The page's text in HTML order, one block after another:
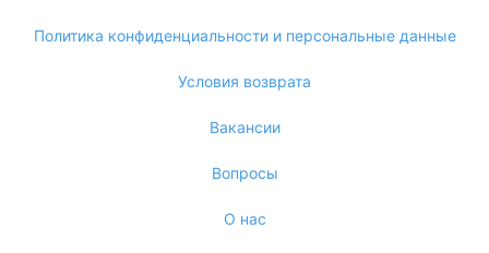
Политика конфиденциальности и персональные данные
Условия возврата
Вакансии
Вопросы
О нас